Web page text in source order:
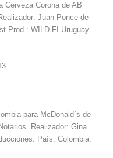
Cerveza Corona de AB
Juan Ponce de
Prod.: WILD FI Uruguay.
para McDonald´s de
Realizador: Gina
País: Colombia.